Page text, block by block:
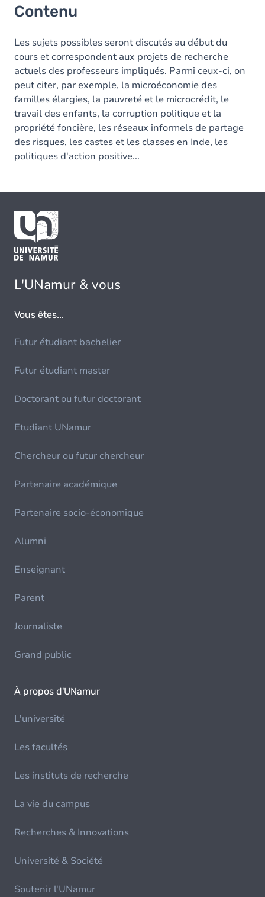
Contenu
Les sujets possibles seront discutés au début du
cours et correspondent aux projets de recherche
actuels des professeurs impliqués. Parmi ceux-ci, on
peut citer, par exemple, la microéconomie des
familles élargies, la pauvreté et le microcrédit, le
travail des enfants, la corruption politique et la
propriété foncière, les réseaux informels de partage
des risques, les castes et les classes en Inde, les
politiques d'action positive...
L'UNamur & vous
Vous êtes...
Futur étudiant bachelier
Futur étudiant master
Doctorant ou futur doctorant
Etudiant UNamur
Chercheur ou futur chercheur
Partenaire académique
Partenaire socio-économique
Alumni
Enseignant
Parent
Journaliste
Grand public
À propos d'UNamur
L'université
Les facultés
Les instituts de recherche
La vie du campus
Recherches & Innovations
Université & Société
Soutenir l'UNamur